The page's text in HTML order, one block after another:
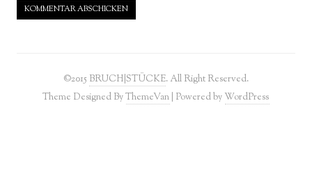
©2015 BRUCH|STÜCKE. All Right Reserved.
Theme Designed ByThemeVan | Powered by WordPress